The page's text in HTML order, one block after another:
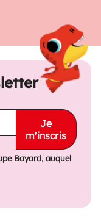
Je
m'inscris
Bayard, auquel